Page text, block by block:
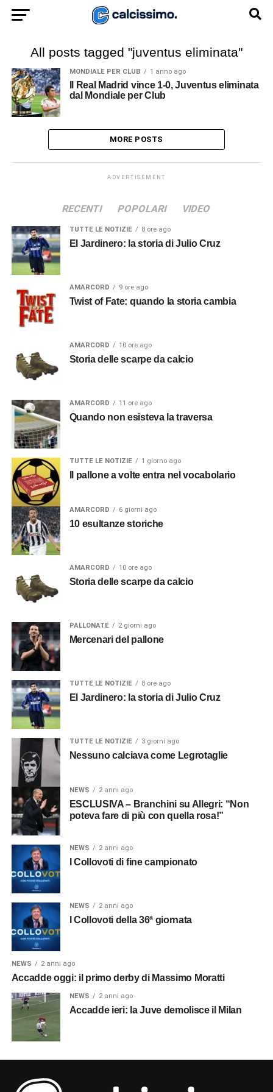
All posts tagged "juventus eliminata"
MONDIALE PER CLUB 1 anno ago
Il Real Madrid vince 1-0, Juventus eliminata
dal Mondiale per Club
MORE POSTS
ADVERTISEMENT
RECENTI POPOLARI VIDEO
TUTTE LE NOTIZIE 8 ore ago
El Jardinero: la storia di Julio Cruz
AMARCORD 9 ore ago
Twist of Fate: quando la storia cambia
AMARCORD 10 ore ago
Storia delle scarpe da calcio
AMARCORD 11 ore ago
Quando non esisteva la traversa
TUTTE LE NOTIZIE 1 giorno ago
Il pallone a volte entra nel vocabolario
AMARCORD 6 giorni ago
10 esultanze storiche
AMARCORD 10 ore ago
Storia delle scarpe da calcio
PALLONATE 2 giorni ago
Mercenari del pallone
TUTTE LE NOTIZIE 8 ore ago
El Jardinero: la storia di Julio Cruz
TUTTE LE NOTIZIE 3 giorni ago
Nessuno calciava come Legrotaglie
NEWS 2 anni ago
ESCLUSIVA – Branchini su Allegri: “Non
poteva fare di più con quella rosa!”
NEWS 2 anni ago
I Collovoti di fine campionato
NEWS 2 anni ago
I Collovoti della 36ª giornata
NEWS 2 anni ago
Accadde oggi: il primo derby di Massimo Moratti
NEWS 2 anni ago
Accadde ieri: la Juve demolisce il Milan